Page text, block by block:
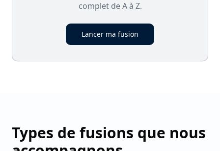
complet de A à Z.
Lancer ma fusion
Types de fusions que nous